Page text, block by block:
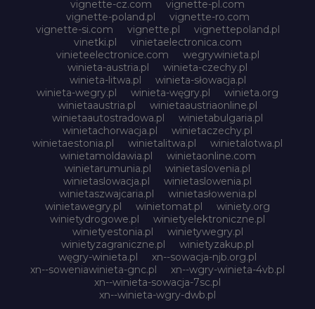
vignette-cz.com
vignette-pl.com
vignette-poland.pl
vignette-ro.com
vignette-si.com
vignette.pl
vignettepoland.pl
vinetki.pl
vinietaelectronica.com
vinieteelectronice.com
wegrywinieta.pl
winieta-austria.pl
winieta-czechy.pl
winieta-litwa.pl
winieta-słowacja.pl
winieta-wegry.pl
winieta-węgry.pl
winieta.org
winietaaustria.pl
winietaaustriaonline.pl
winietaautostradowa.pl
winietabulgaria.pl
winietachorwacja.pl
winietaczechy.pl
winietaestonia.pl
winietalitwa.pl
winietalotwa.pl
winietamoldawia.pl
winietaonline.com
winietarumunia.pl
winietaslovenia.pl
winietaslowacja.pl
winietaslowenia.pl
winietaszwajcaria.pl
winietasłowenia.pl
winietawegry.pl
winietomat.pl
winiety.org
winietydrogowe.pl
winietyelektroniczne.pl
winietyestonia.pl
winietywegry.pl
winietyzagraniczne.pl
winietyzakup.pl
węgry-winieta.pl
xn--sowacja-njb.org.pl
xn--soweniawinieta-gnc.pl
xn--wgry-winieta-4vb.pl
xn--winieta-sowacja-7sc.pl
xn--winieta-wgry-dwb.pl